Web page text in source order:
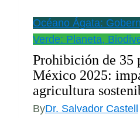
Océano Ágata:
Verde: Planeta,
Prohibición de 35
México 2025:
agricultura
ByDr. Salvador Castell